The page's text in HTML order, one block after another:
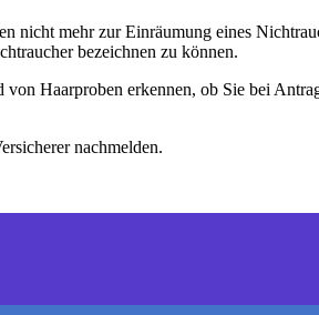
nicht mehr zur Einräumung eines
bezeichnen zu können.
Haarproben erkennen, ob Sie bei
nachmelden.